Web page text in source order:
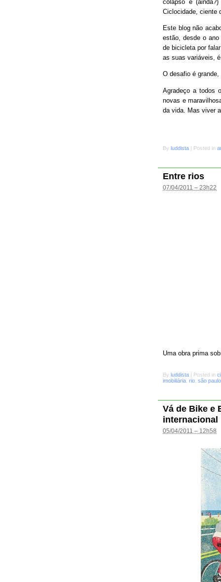
colapso e
Ciclocidade, ciente
Este blog não
estão, desde o ano
de bicicleta por
as suas variáveis,
O desafio é
Agradeço a todos
novas e
da vida. Mas viver
By luddista | Posted in
Entre rios
07/04/2011 – 23h22
Uma obra prima
By luddista | Posted in
imobiliária rio são paulo
Vá de Bike e
internacional
05/04/2011 – 12h58